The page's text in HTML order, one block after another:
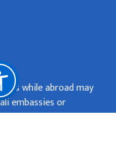
while abroad may
embassies or